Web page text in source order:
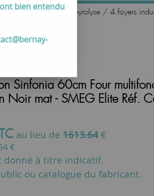
Four multifonction pyrolyse / 4 foyers
Sinfonia 60cm Four
Noir mat - SMEG Elite Réf.
au lieu de 1613.64€
€
donné à titre indicatif.
ou catalogue du fabricant.
bien entendu